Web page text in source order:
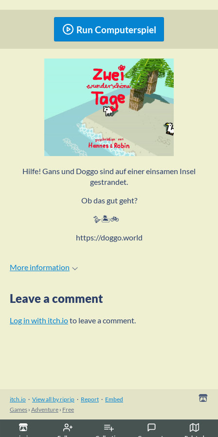
Run Computerspiel
Hilfe! Gans und Doggo sind auf einer einsamen Insel
gestrandet.
Ob das gut geht?
🪿🏝️🚲
https://doggo.world
More information
Leave a comment
Log in with itch.ioto leave a comment.
itch.io · View all by riprip · Report · Embed
Games › Adventure › Free